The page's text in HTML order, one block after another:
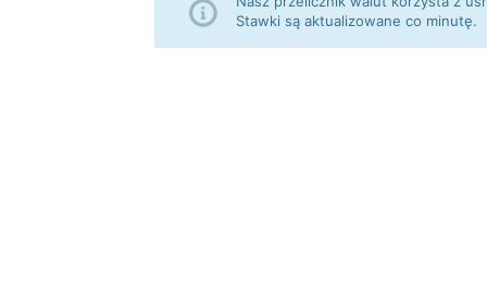
Stawki są aktualizowane co minutę.